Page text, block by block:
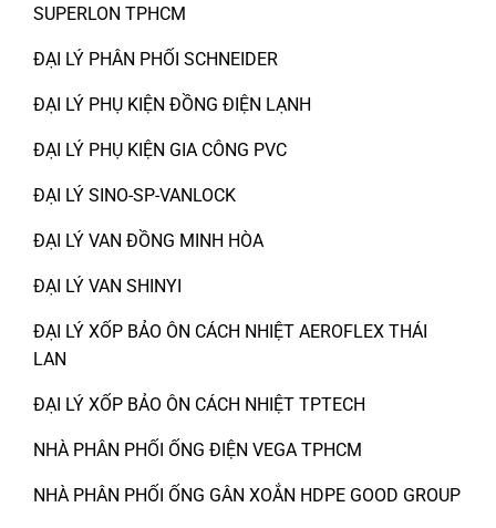
SUPERLON TPHCM
ĐẠI LÝ PHÂN PHỐI SCHNEIDER
ĐẠI LÝ PHỤ KIỆN ĐỒNG ĐIỆN LẠNH
ĐẠI LÝ PHỤ KIỆN GIA CÔNG PVC
ĐẠI LÝ SINO-SP-VANLOCK
ĐẠI LÝ VAN ĐỒNG MINH HÒA
ĐẠI LÝ VAN SHINYI
ĐẠI LÝ XỐP BẢO ÔN CÁCH NHIỆT AEROFLEX THÁI
LAN
ĐẠI LÝ XỐP BẢO ÔN CÁCH NHIỆT TPTECH
NHÀ PHÂN PHỐI ỐNG ĐIỆN VEGA TPHCM
NHÀ PHÂN PHỐI ỐNG GÂN XOẮN HDPE GOOD GROUP